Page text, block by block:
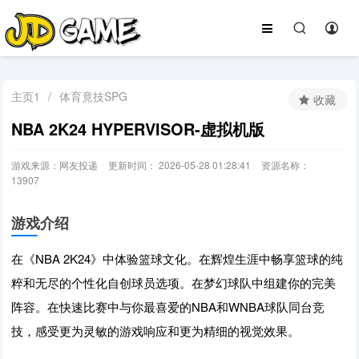
主页1 / 体育竟技SPG
NBA 2K24 HYPERVISOR-虚拟机版
游戏来源：网友投递 更新时间： 2026-05-28 01:28:41
资源名称：
13907
收藏
游戏介绍
在《NBA 2K24》中体验篮球文化。在辉煌生涯中畅享篮球的纯
粹和无尽的个性化自创球员选项。在梦幻球队中组建你的完美
阵容。在快速比赛中与你最喜爱的NBA和WNBA球队同台竞
技，感受更为灵敏的游戏响应和更为精细的视觉效果。